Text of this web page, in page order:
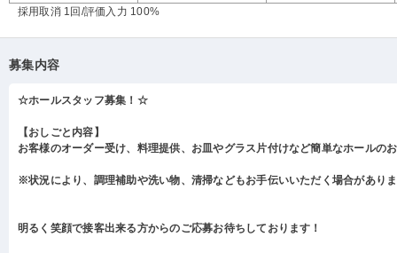
採用取消 1回 /評価入力 100%
募集内容
☆ホールスタッフ募集！☆
【おしごと内容】
お客様のオーダー受け、料理提供、お皿やグラス片付けなど簡単なホールの
※状況により、調理補助や洗い物、清掃などもお手伝いいただく場合があり
明るく笑顔で接客出来る方からのご応募お待ちしております！